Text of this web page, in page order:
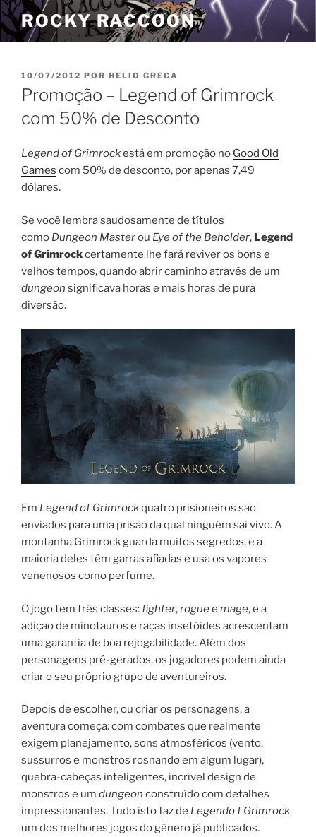
Pular
para
o
ROCKY RACCOON
PUBLICADO
EM
10/07/2012 POR HELIO GRECA
Promoção – Legend of Grimrock
com 50% de Desconto
Legend of Grimrockestá em promoção no Good Old
Games com 50% de desconto, por apenas 7,49
dólares.
Se você lembra saudosamente de títulos
como Dungeon Masterou Eye of the Beholder, Legend
of Grimrockcertamente lhe fará reviver os bons e
velhos tempos, quando abrir caminho através de um
dungeon significava horas e mais horas de pura
diversão.
Em Legend of Grimrockquatro prisioneiros são
enviados para uma prisão da qual ninguém sai vivo. A
montanha Grimrock guarda muitos segredos, e a
maioria deles têm garras afiadas e usa os vapores
venenosos como perfume.
O jogo tem três classes:fighter,roguee mage, e a
adição de minotauros e raças insetóides acrescentam
uma garantia de boa rejogabilidade. Além dos
personagens pré-gerados, os jogadores podem ainda
criar o seu próprio grupo de aventureiros.
Depois de escolher, ou criar os personagens, a
aventura começa: com combates que realmente
exigem planejamento, sons atmosféricos (vento,
sussurros e monstros rosnando em algum lugar),
quebra-cabeças inteligentes, incrível design de
monstros e um dungeon construído com detalhes
impressionantes. Tudo isto faz de Legendo f Grimrock
um dos melhores jogos do gênero já publicados.